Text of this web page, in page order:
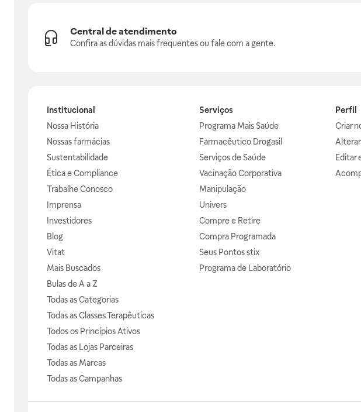
Central de atendimento
Confira as dúvidas mais frequentes ou fale com a gente.
Institucional
Nossa História
Nossas farmácias
Sustentabilidade
Ética e Compliance
Trabalhe Conosco
Imprensa
Investidores
Blog
Vitat
Mais Buscados
Bulas de A a Z
Todas as Categorias
Todas as Classes Terapêuticas
Todos os Princípios Ativos
Todas as Lojas Parceiras
Todas as Marcas
Todas as Campanhas
Serviços
Programa Mais Saúde
Farmacêutico Drogasil
Serviços de Saúde
Vacinação Corporativa
Manipulação
Univers
Compre e Retire
Compra Programada
Seus Pontos stix
Programa de Laboratório
Perfil
Criar
Alterar
Editar